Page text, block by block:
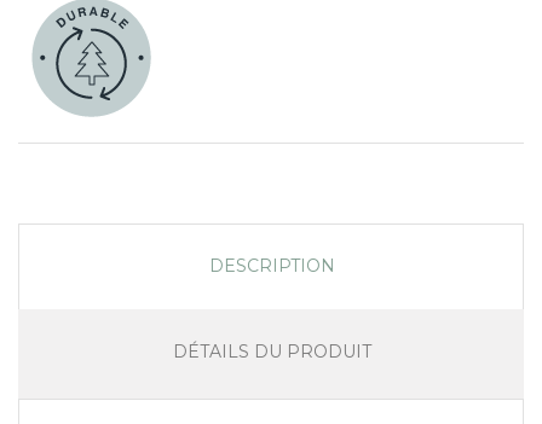
DESCRIPTION
DÉTAILS DU PRODUIT